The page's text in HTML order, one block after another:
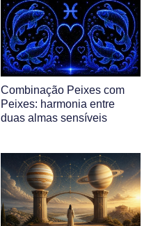
Combinação Peixes com
Peixes: harmonia entre
duas almas sensíveis